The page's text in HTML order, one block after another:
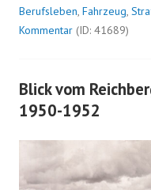
Berufsleben, Fahrzeug,
Kommentar (ID: 41689)
Blick vom
1950-1952